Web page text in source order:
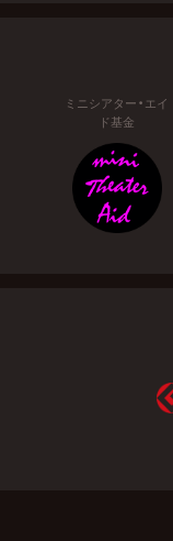
ミニシアター・エイ
ド基金